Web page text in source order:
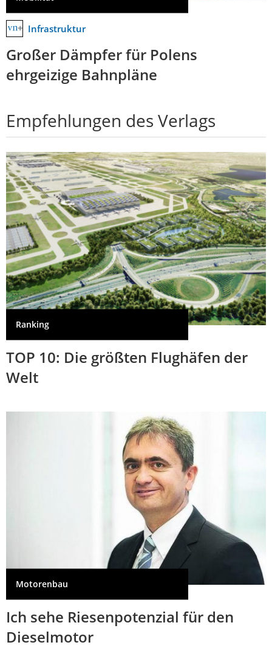
Infrastruktur
Großer Dämpfer für Polens
ehrgeizige Bahnpläne
Empfehlungen des Verlags
Ranking
TOP 10: Die größten Flughäfen der
Welt
Motorenbau
Ich sehe Riesenpotenzial für den
Dieselmotor